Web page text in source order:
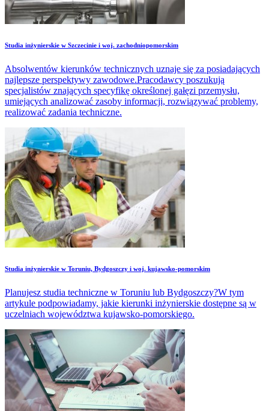
Studia inżynierskie w Szczecinie i woj. zachodniopomorskim
Absolwentów kierunków technicznych uznaje się za posiadających
najlepsze perspektywy zawodowe.Pracodawcy poszukują
specjalistów znających specyfikę określonej gałęzi przemysłu,
umiejących analizować zasoby informacji, rozwiązywać problemy,
realizować zadania techniczne.
Studia inżynierskie w Toruniu, Bydgoszczy i woj. kujawsko-pomorskim
Planujesz studia techniczne w Toruniu lub Bydgoszczy?W tym
artykule podpowiadamy, jakie kierunki inżynierskie dostępne są w
uczelniach województwa kujawsko-pomorskiego.